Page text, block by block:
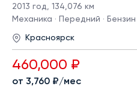
2013 год, 134,076 км
Механика · Передний · Бензин
Красноярск
460,000 ₽
от 3,760 ₽/мес